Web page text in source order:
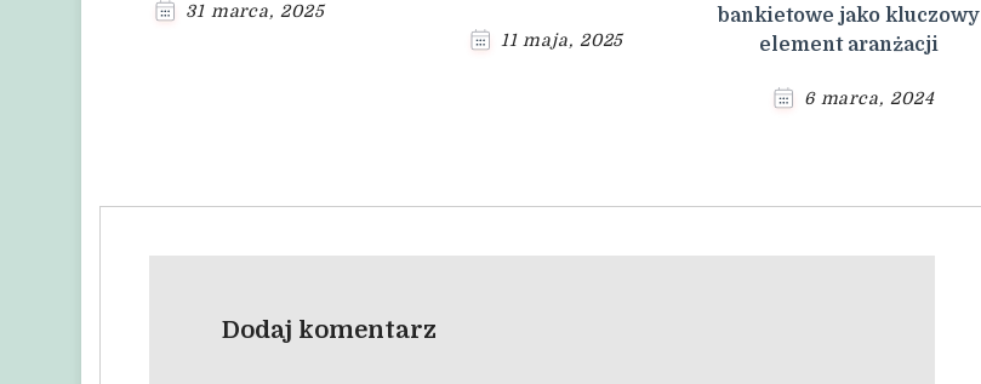
31 marca, 2025
11 maja, 2025
bankietowe jako kluczowy
element aranżacji
6 marca, 2024
Dodaj komentarz